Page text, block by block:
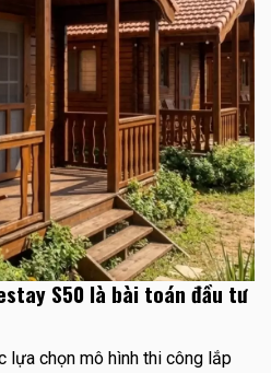
S50 là bài toán đầu tư
lựa chọn mô hình thi công lắp